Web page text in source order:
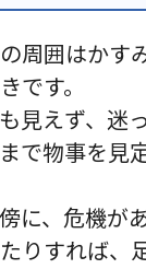
周囲はかす
です。
見えず、迷
で物事を見
に、危機が
りすれば、